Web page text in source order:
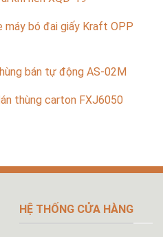
máy bó đai giấy Kraft OPP
bán tự động AS-02M
thùng carton FXJ6050
HỆ THỐNG CỬA HÀNG